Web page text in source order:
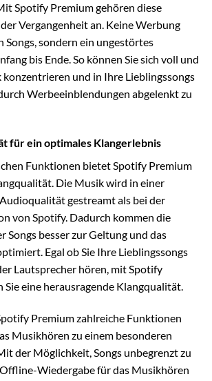
Spotify Premium gehören diese
Vergangenheit an. Keine Werbung
Songs, sondern ein ungestörtes
bis Ende. So können Sie sich voll und
konzentrieren und in Ihre Lieblingssongs
Werbeeinblendungen abgelenkt zu
für ein optimales Klangerlebnis
Funktionen bietet Spotify Premium
Die Musik wird in einer
gestreamt als bei der
von Spotify. Dadurch kommen die
Songs besser zur Geltung und das
Egal ob Sie Ihre Lieblingssongs
Lautsprecher hören, mit Spotify
Sie eine herausragende Klangqualität.
Premium zahlreiche Funktionen
Musikhören zu einem besonderen
der Möglichkeit, Songs unbegrenzt zu
Wiedergabe für das Musikhören